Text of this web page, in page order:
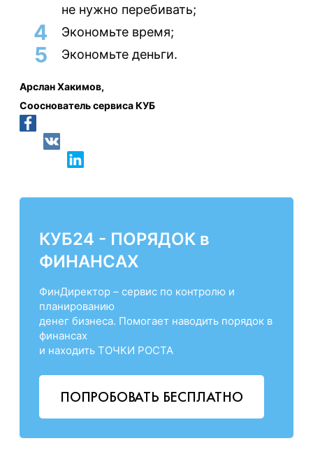
не нужно перебивать;
Экономьте время;
Экономьте деньги.
Арслан Хакимов,
Сооснователь сервиса КУБ
КУБ24 - ПОРЯДОК в
ФИНАНСАХ
ФинДиректор – сервис по контролю и
планированию
денег бизнеса. Помогает наводить порядок в
финансах
и находить ТОЧКИ РОСТА
ПОПРОБОВАТЬ БЕСПЛАТНО